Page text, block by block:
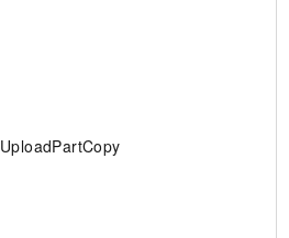
UploadPartCopy